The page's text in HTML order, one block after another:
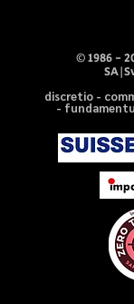
©1986 -
discretio -
-